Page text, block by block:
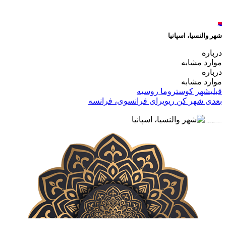
لغو
شهر والنسیا، اسپانیا
درباره
موارد مشابه
درباره
موارد مشابه
قبلیشهر کوستروما روسیه
بعدی شهر کن ریویرای فرانسوی، فرانسه